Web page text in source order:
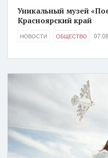
Уникальный музей
Красноярский край
НОВОСТИ ОБЩЕСТВО